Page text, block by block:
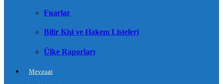
Fuarlar
Bilir Kişi ve Hakem Listeleri
Ülke Raporları
Mevzuat